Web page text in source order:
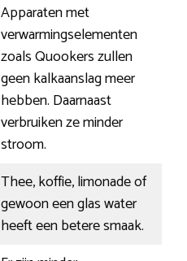
Apparaten met
verwarmingselementen
zoals Quookers zullen
geen kalkaanslag meer
hebben. Daarnaast
verbruiken ze minder
stroom.
Thee, koffie, limonade of
gewoon een glas water
heeft een betere smaak.